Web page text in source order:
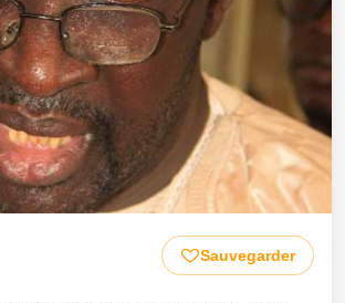
Sauvegarder